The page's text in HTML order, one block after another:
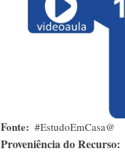
Fonte #EstudoEmCasa@
Proveniência do Recurso